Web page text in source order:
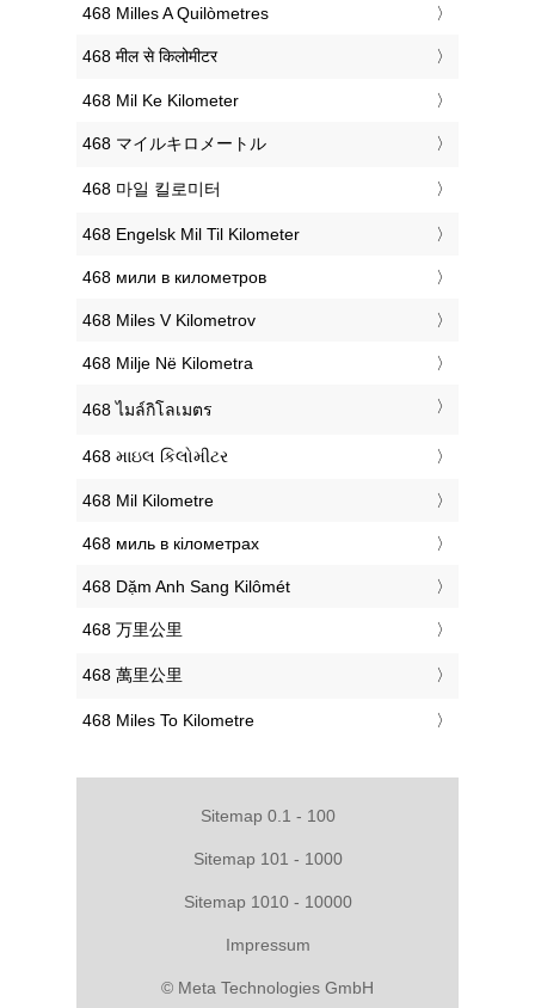
‎468 Milles A Quilòmetres
‎468 मील से किलोमीटर
‎468 Mil Ke Kilometer
‎468 マイルキロメートル
‎468 마일 킬로미터
‎468 Engelsk Mil Til Kilometer
‎468 мили в километров
‎468 Miles V Kilometrov
‎468 Milje Në Kilometra
‎468 ไมล์กิโลเมตร
‎468 માઇલ કિલોમીટર
‎468 Mil Kilometre
‎468 миль в кілометрах
‎468 Dặm Anh Sang Kilômét
‎468 万里公里
‎468 萬里公里
‎468 Miles To Kilometre
Sitemap 0.1 - 100
Sitemap 101 - 1000
Sitemap 1010 - 10000
Impressum
© Meta Technologies GmbH